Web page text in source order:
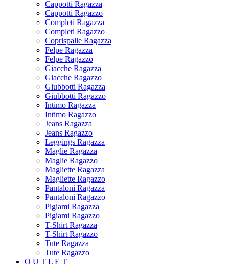
Cappotti Ragazza
Cappotti Ragazzo
Completi Ragazza
Completi Ragazzo
Coprispalle Ragazza
Felpe Ragazza
Felpe Ragazzo
Giacche Ragazza
Giacche Ragazzo
Giubbotti Ragazza
Giubbotti Ragazzo
Intimo Ragazza
Intimo Ragazzo
Jeans Ragazza
Jeans Ragazzo
Leggings Ragazza
Maglie Ragazza
Maglie Ragazzo
Magliette Ragazza
Magliette Ragazzo
Pantaloni Ragazza
Pantaloni Ragazzo
Pigiami Ragazza
Pigiami Ragazzo
T-Shirt Ragazza
T-Shirt Ragazzo
Tute Ragazza
Tute Ragazzo
O U T L E T